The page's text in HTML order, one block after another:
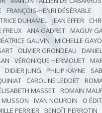
FRANÇOIS-HENRI DÉSÉRABLE
DUHAMEL JEAN EFFER
FREUX ANA GADRET
MAGUY
GAUVIN MICHELLE
OLIVIER GRONDEAU
VÉRONIQUE HERMOUET
DIDIER JUNG PHILIP KAYNE
CAROLINE LEDDET
MASSET ROMAIN
MUSSON IVAN NOURDIN
O
PERRIER BENOÎT PERROTIN